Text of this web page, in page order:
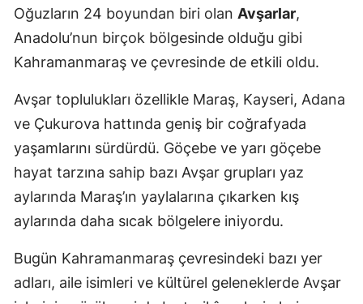
Oğuzların 24 boyundan biri olan Avşarlar,
Anadolu’nun birçok bölgesinde olduğu gibi
Kahramanmaraş ve çevresinde de etkili oldu.
Avşar toplulukları özellikle Maraş, Kayseri, Adana
ve Çukurova hattında geniş bir coğrafyada
yaşamlarını sürdürdü. Göçebe ve yarı göçebe
hayat tarzına sahip bazı Avşar grupları yaz
aylarında Maraş’ın yaylalarına çıkarken kış
aylarında daha sıcak bölgelere iniyordu.
Bugün Kahramanmaraş çevresindeki bazı yer
adları, aile isimleri ve kültürel geleneklerde Avşar